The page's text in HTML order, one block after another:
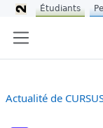
Actualité de
Étudiants